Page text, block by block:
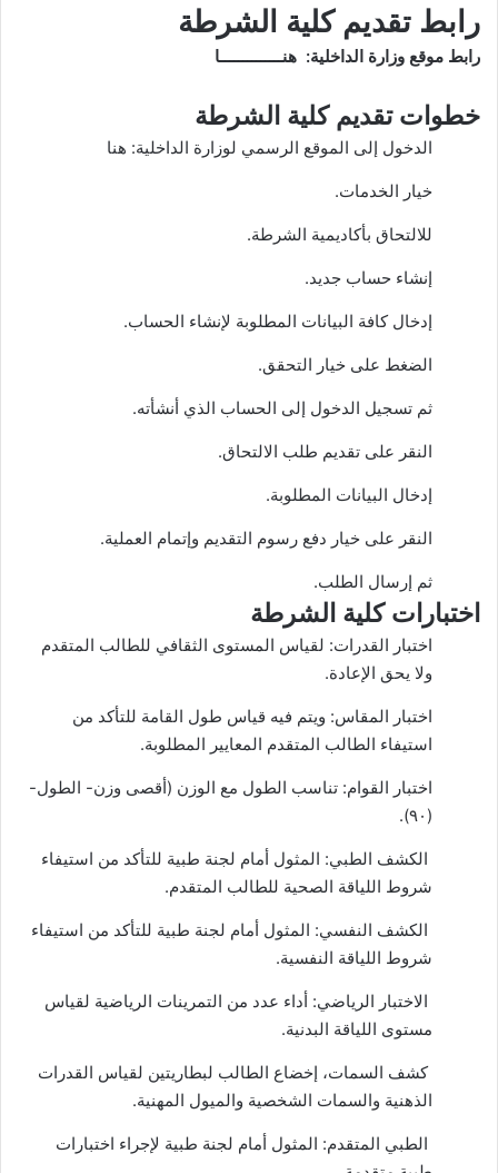
رابط تقديم كلية الشرطة
رابط موقع وزارة الداخلية:هنــــــــــــــا
خطوات تقديم كلية الشرطة
الدخول إلى الموقع الرسمي لوزارة الداخلية: هنا
خيار الخدمات.
للالتحاق بأكاديمية الشرطة.
إنشاء حساب جديد.
إدخال كافة البيانات المطلوبة لإنشاء الحساب.
الضغط على خيار التحقق.
ثم تسجيل الدخول إلى الحساب الذي أنشأته.
النقر على تقديم طلب الالتحاق.
إدخال البيانات المطلوبة.
النقر على خيار دفع رسوم التقديم وإتمام العملية.
ثم إرسال الطلب.
اختبارات كلية الشرطة
اختبار القدرات: لقياس المستوى الثقافي للطالب المتقدم
ولا يحق الإعادة.
اختبار المقاس: ويتم فيه قياس طول القامة للتأكد من
استيفاء الطالب المتقدم المعايير المطلوبة.
اختبار القوام: تناسب الطول مع الوزن (أقصى وزن- الطول-
(٩٠).
الكشف الطبي: المثول أمام لجنة طبية للتأكد من استيفاء
شروط اللياقة الصحية للطالب المتقدم.
الكشف النفسي: المثول أمام لجنة طبية للتأكد من استيفاء
شروط اللياقة النفسية.
الاختبار الرياضي: أداء عدد من التمرينات الرياضية لقياس
مستوى اللياقة البدنية.
كشف السمات، إخضاع الطالب لبطاريتين لقياس القدرات
الذهنية والسمات الشخصية والميول المهنية.
الطبي المتقدم: المثول أمام لجنة طبية لإجراء اختبارات